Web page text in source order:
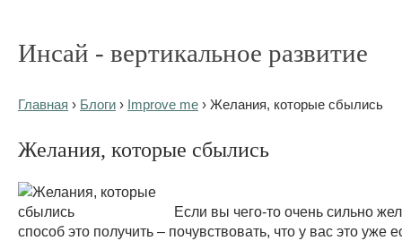
Инсай - вертикальное развитие
Главная › Блоги › Improve me › Желания, которые сбылись
Желания, которые сбылись
Если вы чего-то очень сильно
способ это получить – почувствовать, что у вас это уже